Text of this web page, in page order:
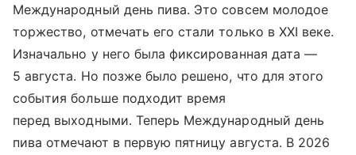
Международный день пива. Это совсем молодое
торжество, отмечать его стали только в XXI веке.
Изначально у него была фиксированная дата —
5 августа. Но позже было решено, что для этого
события больше подходит время
перед выходными. Теперь Международный день
пива отмечают в первую пятницу августа. В 2026